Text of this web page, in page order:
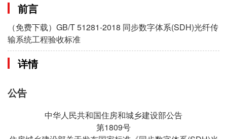
前言
（免费下载）GB/T 51281-2018 同步数字体系(SDH)光纤传
输系统工程验收标准
详情
公告
中华人民共和国住房和城乡建设部公告
第1809号